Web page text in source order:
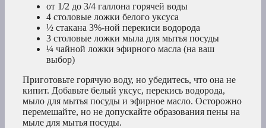
от 1/2 до 3/4 галлона горячей воды
4 столовые ложки белого уксуса
½ стакана 3%-ной перекиси водорода
3 столовые ложки мыла для мытья посуды
¼ чайной ложки эфирного масла (на ваш
выбор)
Приготовьте горячую воду, но убедитесь, что она не
кипит. Добавьте белый уксус, перекись водорода,
мыло для мытья посуды и эфирное масло. Осторожно
перемешайте, но не допускайте образования пены на
мыле для мытья посуды.